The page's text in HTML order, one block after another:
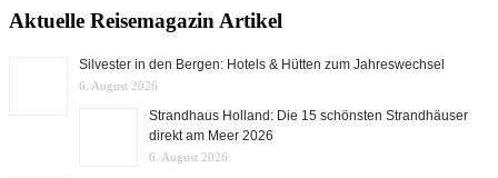
Aktuelle Reisemagazin Artikel
Silvester in den Bergen: Hotels & Hütten zum Jahreswechsel
6. August 2026
Strandhaus Holland: Die 15 schönsten Strandhäuser
direkt am Meer 2026
6. August 2026